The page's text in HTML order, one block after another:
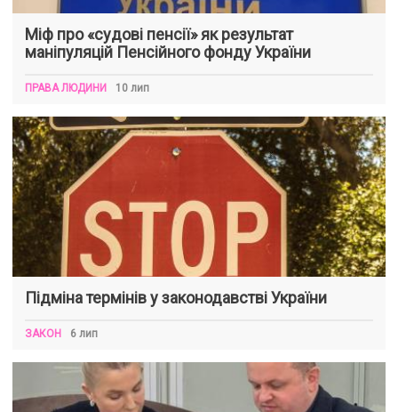
Міф про «судові пенсії» як результат
маніпуляцій Пенсійного фонду України
ПРАВА ЛЮДИНИ 10 лип
Підміна термінів у законодавстві України
ЗАКОН 6 лип